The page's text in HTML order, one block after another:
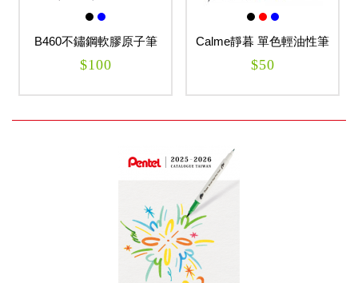
B460不鏽鋼軟膠原子筆
$100
Calme靜暮 單色輕油性筆
$50